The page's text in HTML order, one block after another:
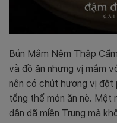
Bún Mắm Nêm Thập
và đồ ăn nhưng vị mắm
nên có chút hương vị đột
tổng thể món ăn nè. Một
dân dã miền Trung mà